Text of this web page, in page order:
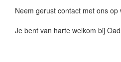
Neem gerust contact met ons
Je bent van harte welkom bij